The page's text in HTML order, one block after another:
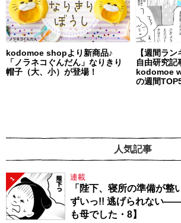
kodomoe shopより新商品♪
「ノラネコぐんだん」なりきり
帽子（大、小）が登場！
【週間ラ
自由研究記
kodomoe
の週間
人気記事
1 連載
「陛下、寝所の準備が整
ずいっ!! 逃げられない
も母でした・8】